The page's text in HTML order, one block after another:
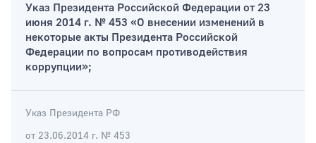
Указ Президента Российской Федерации от 23
июня 2014 г. № 453 «О внесении изменений в
некоторые акты Президента Российской
Федерации по вопросам противодействия
коррупции»;
Указ Президента РФ
от 23.06.2014 г. № 453